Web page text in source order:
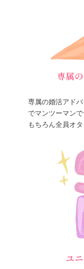
専属
専属の婚活アド
でマンツーマン
もちろん全員オ
ユ